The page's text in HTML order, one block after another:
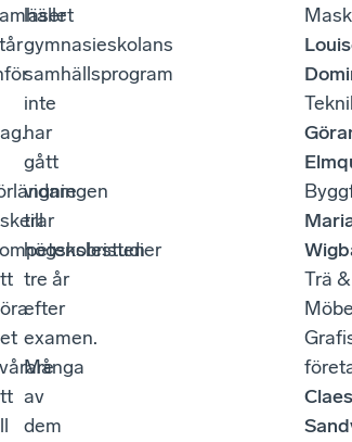
läser
gymnasieskolans
samhällsprogram
inte
har
gått
vidare
till
högskolestudier
tre år
efter
examen.
Många
av
dem
Trä &
Claes